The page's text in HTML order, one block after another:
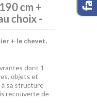
cm +
choix -
+ le chevet.
dont 1
objets et
sa structure
recouverte de